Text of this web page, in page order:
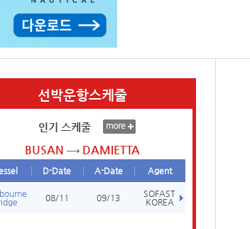
선박운항스케줄
인기 스케줄
BUSAN DAMIETTA
D-Date A-Date Agent
08/11 09/13
SOFAST
KOREA